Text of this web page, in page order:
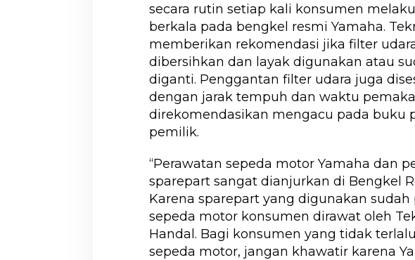
secara rutin setiap kali konsumen
berkala pada bengkel resmi Yamaha.
memberikan rekomendasi jika filter
dibersihkan dan layak digunakan atau
diganti. Penggantan filter udara juga
dengan jarak tempuh dan waktu
direkomendasikan mengacu pada buku
pemilik.
‘‘Perawatan sepeda motor Yamaha dan
sparepart sangat dianjurkan di Bengkel
Karena sparepart yang digunakan sudah
sepeda motor konsumen dirawat oleh
Handal. Bagi konsumen yang tidak
sepeda motor, jangan khawatir karena